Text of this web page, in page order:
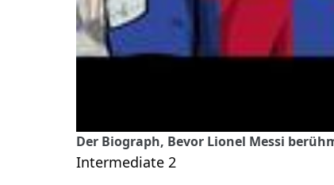
Der Biograph, Bevor Lionel Messi
Intermediate 2